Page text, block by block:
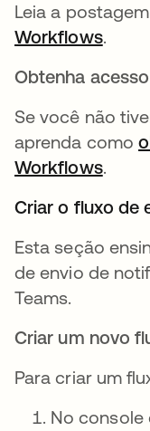
Leia a
Workflowsabre
.
Obtenha
Se você não
aprenda como
Workflowsabre
.
Criar o fluxo de
Esta seção
de envio de
Teams.
Criar um novo
Para criar um
No console